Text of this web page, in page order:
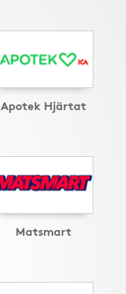
Apotek Hjärtat
Matsmart